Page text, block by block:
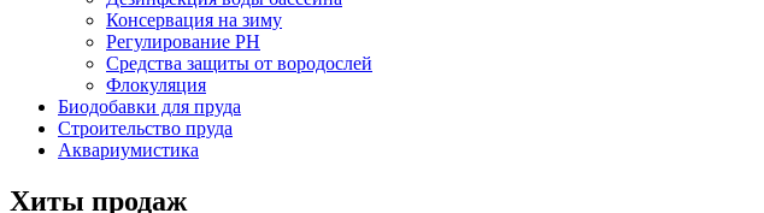
Консервация на зиму
Регулирование PH
Средства защиты от вородослей
Флокуляция
Биодобавки для пруда
Строительство пруда
Аквариумистика
Хиты продаж